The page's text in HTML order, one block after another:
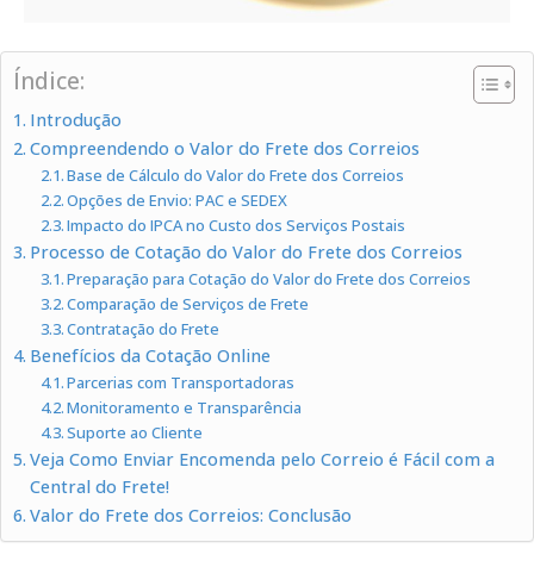
Índice:
Introdução
Compreendendo o Valor do Frete dos Correios
Base de Cálculo do Valor do Frete dos Correios
Opções de Envio: PAC e SEDEX
Impacto do IPCA no Custo dos Serviços Postais
Processo de Cotação do Valor do Frete dos Correios
Preparação para Cotação do Valor do Frete dos Correios
Comparação de Serviços de Frete
Contratação do Frete
Benefícios da Cotação Online
Parcerias com Transportadoras
Monitoramento e Transparência
Suporte ao Cliente
Veja Como Enviar Encomenda pelo Correio é Fácil com a
Central do Frete!
Valor do Frete dos Correios: Conclusão